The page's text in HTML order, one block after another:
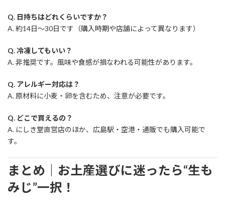
Q. 日持ちはどれくらいですか？
A. 約14日〜30日です（購入時期や店舗によって異なります）
Q. 冷凍してもいい？
A. 非推奨です。風味や食感が損なわれる可能性があります。
Q. アレルギー対応は？
A. 原材料に小麦・卵を含むため、注意が必要です。
Q. どこで買えるの？
A. にしき堂直営店のほか、広島駅・空港・通販でも購入可能で
す。
まとめ｜お土産選びに迷ったら“生も
みじ”一択！